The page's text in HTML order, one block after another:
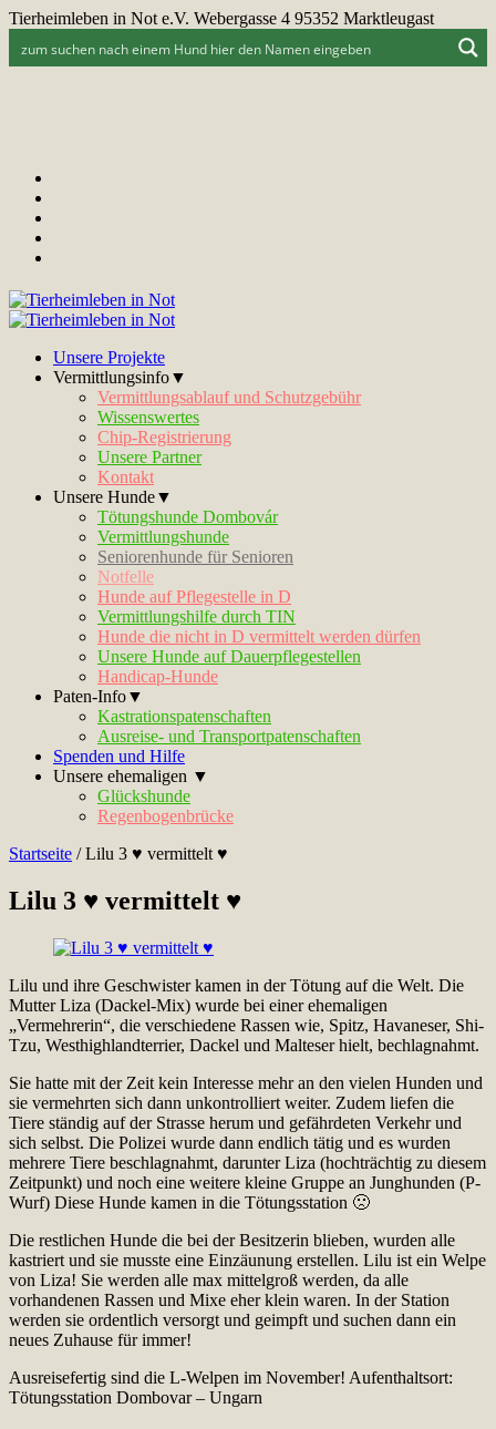
Tierheimleben in Not e.V. Webergasse 4 95352 Marktleugast
Unsere Projekte
Vermittlungsinfo▼
Vermittlungsablauf und Schutzgebühr
Wissenswertes
Chip-Registrierung
Unsere Partner
Kontakt
Unsere Hunde▼
Tötungshunde Dombovár
Vermittlungshunde
Seniorenhunde für Senioren
Notfelle
Hunde auf Pflegestelle in D
Vermittlungshilfe durch TIN
Hunde die nicht in D vermittelt werden dürfen
Unsere Hunde auf Dauerpflegestellen
Handicap-Hunde
Paten-Info▼
Kastrationspatenschaften
Ausreise- und Transportpatenschaften
Spenden und Hilfe
Unsere ehemaligen ▼
Glückshunde
Regenbogenbrücke
Startseite /Lilu 3 ♥ vermittelt ♥
Lilu 3 ♥ vermittelt ♥
Lilu und ihre Geschwister kamen in der Tötung auf die Welt. Die
Mutter Liza (Dackel-Mix) wurde bei einer ehemaligen
„Vermehrerin“, die verschiedene Rassen wie, Spitz, Havaneser, Shi-
Tzu, Westhighlandterrier, Dackel und Malteser hielt, bechlagnahmt.
Sie hatte mit der Zeit kein Interesse mehr an den vielen Hunden und
sie vermehrten sich dann unkontrolliert weiter. Zudem liefen die
Tiere ständig auf der Strasse herum und gefährdeten Verkehr und
sich selbst. Die Polizei wurde dann endlich tätig und es wurden
mehrere Tiere beschlagnahmt, darunter Liza (hochträchtig zu diesem
Zeitpunkt) und noch eine weitere kleine Gruppe an Junghunden (P-
Wurf) Diese Hunde kamen in die Tötungsstation 🙁
Die restlichen Hunde die bei der Besitzerin blieben, wurden alle
kastriert und sie musste eine Einzäunung erstellen. Lilu ist ein Welpe
von Liza! Sie werden alle max mittelgroß werden, da alle
vorhandenen Rassen und Mixe eher klein waren. In der Station
werden sie ordentlich versorgt und geimpft und suchen dann ein
neues Zuhause für immer!
Ausreisefertig sind die L-Welpen im November! Aufenthaltsort:
Tötungsstation Dombovar – Ungarn